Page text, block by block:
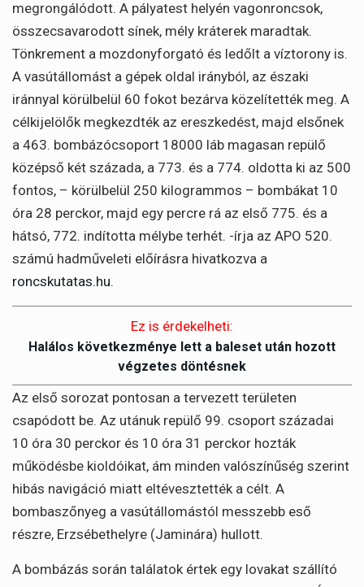
megrongálódott. A pályatest helyén vagonroncsok,
összecsavarodott sínek, mély kráterek maradtak.
Tönkrement a mozdonyforgató és ledőlt a víztorony is.
A vasútállomást a gépek oldal irányból, az északi
iránnyal körülbelül 60 fokot bezárva közelítették meg. A
célkijelölők megkezdték az ereszkedést, majd elsőnek
a 463. bombázócsoport 18000 láb magasan repülő
középső két százada, a 773. és a 774. oldotta ki az 500
fontos, – körülbelül 250 kilogrammos – bombákat 10
óra 28 perckor, majd egy percre rá az első 775. és a
hátsó, 772. indította mélybe terhét. -írja az APO 520.
számú hadműveleti előírásra hivatkozva a
roncskutatas.hu.
Ez is érdekelheti:
Halálos következménye lett a baleset után hozott
végzetes döntésnek
Az első sorozat pontosan a tervezett területen
csapódott be. Az utánuk repülő 99. csoport századai
10 óra 30 perckor és 10 óra 31 perckor hozták
működésbe kioldóikat, ám minden valószínűség szerint
hibás navigáció miatt eltévesztették a célt. A
bombaszőnyeg a vasútállomástól messzebb eső
részre, Erzsébethelyre (Jaminára) hullott.
A bombázás során találatok értek egy lovakat szállító